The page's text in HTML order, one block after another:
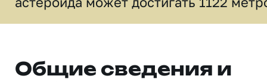
Общие сведения и